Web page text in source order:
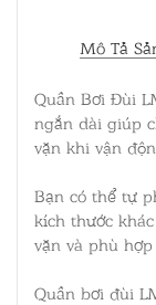
Mô Tả
Quần Bơi Đùi
ngắn dài giúp
vặn khi vận
Bạn có thể tự
kích thước
vặn và phù
Quần bơi đùi